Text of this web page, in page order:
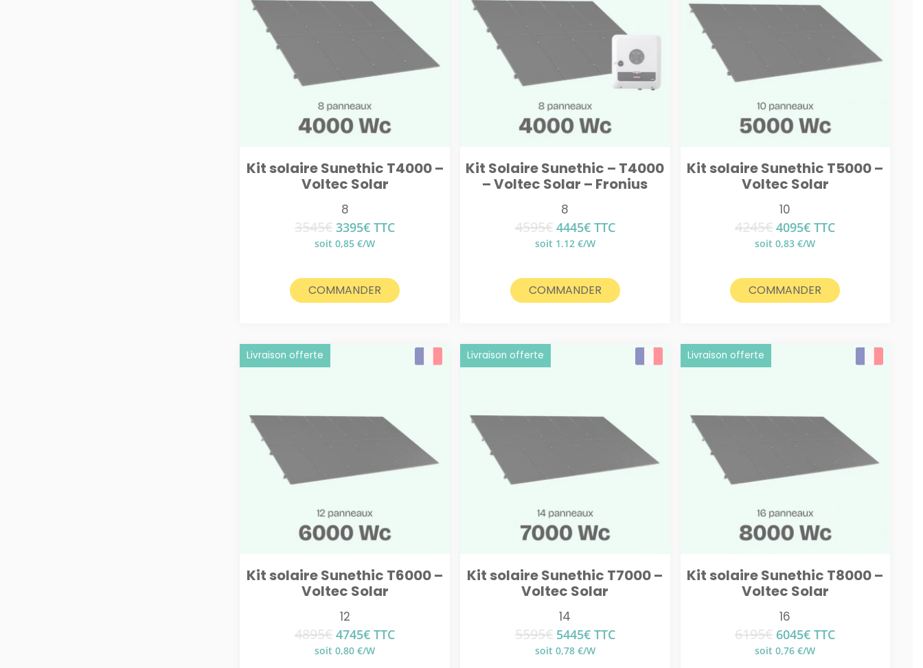
Kit solaire Sunethic T4000 –
Voltec Solar
8
3545€ Le
prix
3545€.
3395€Le
prix
3395€.
TTC
soit 0,85 €/W
COMMANDER
Kit Solaire Sunethic – T4000
– Voltec Solar – Fronius
8
4595€ Le
prix
4595€.
4445€Le
prix
4445€.
TTC
soit 1.12 €/W
COMMANDER
Kit solaire Sunethic T5000 –
Voltec Solar
10
4245€ Le
prix
4245€.
4095€Le
prix
4095€.
TTC
soit 0,83 €/W
COMMANDER
Kit solaire Sunethic T6000 –
Voltec Solar
Livraison offerte
12
4895€ Le
prix
4745€Le
prix
TTC
soit 0,80 €/W
Kit solaire Sunethic T7000 –
Voltec Solar
Livraison offerte
14
5595€ Le
prix
5445€Le
prix
TTC
soit 0,78 €/W
Kit solaire Sunethic T8000 –
Voltec Solar
Livraison offerte
16
6195€ Le
prix
6045€Le
prix
TTC
soit 0,76 €/W